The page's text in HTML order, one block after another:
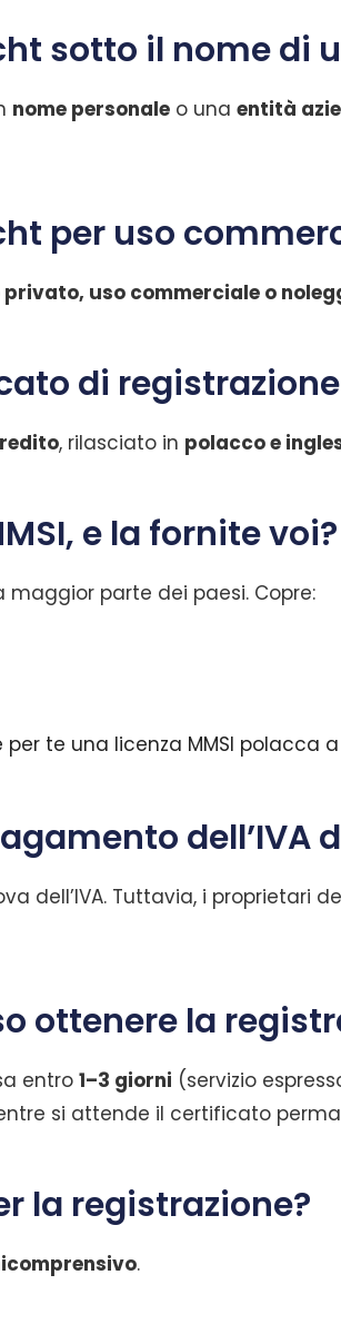
sotto il nome di
nome personale o una entità
per uso
privato, uso commerciale o
di
, rilasciato in polacco e
e la fornite voi?
maggior parte dei paesi. Copre:
per te una licenza MMSI polacca
dell’IVA
dell’IVA. Tuttavia, i proprietari
ottenere la
entro 1–3 giorni (servizio
si attende il certificato
la registrazione?
.